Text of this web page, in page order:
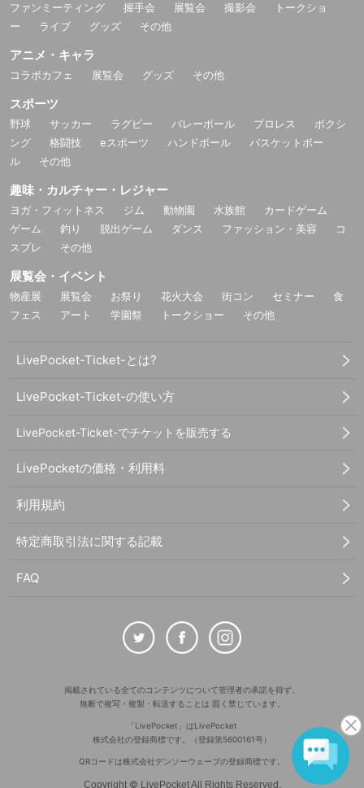
ファンミーティング 握手会 展覧会 撮影会
トークショ
ー
ライブ グッズ その他
アニメ・キャラ
コラボカフェ 展覧会 グッズ その他
スポーツ
野球 サッカー ラグビー バレーボール プロレス
ボクシ
ング
格闘技 eスポーツ ハンドボール
バスケットボー
ル
その他
趣味・カルチャー・レジャー
ヨガ・フィットネス ジム 動物園 水族館
カードゲーム
ゲーム
釣り 脱出ゲーム ダンス ファッション・美容
コ
スプレ
その他
展覧会・イベント
物産展 展覧会 お祭り 花火大会 街コン セミナー
食
フェス
アート 学園祭 トークショー その他
LivePocket-Ticket-とは?
LivePocket-Ticket-の使い方
LivePocket-Ticket-でチケットを販売する
LivePocketの価格・利用料
利用規約
特定商取引法に関する記載
FAQ
掲載されている全てのコンテンツについて管理者の承諾を得ず、
無断で複写・複製・転送することは 固く禁じています。
「LivePocket」はLivePocket
株式会社の登録商標です。（登録第5600161号）
QRコードは株式会社デンソーウェーブの登録商標です。
Copyright© LivePocket All Rights Reserved.